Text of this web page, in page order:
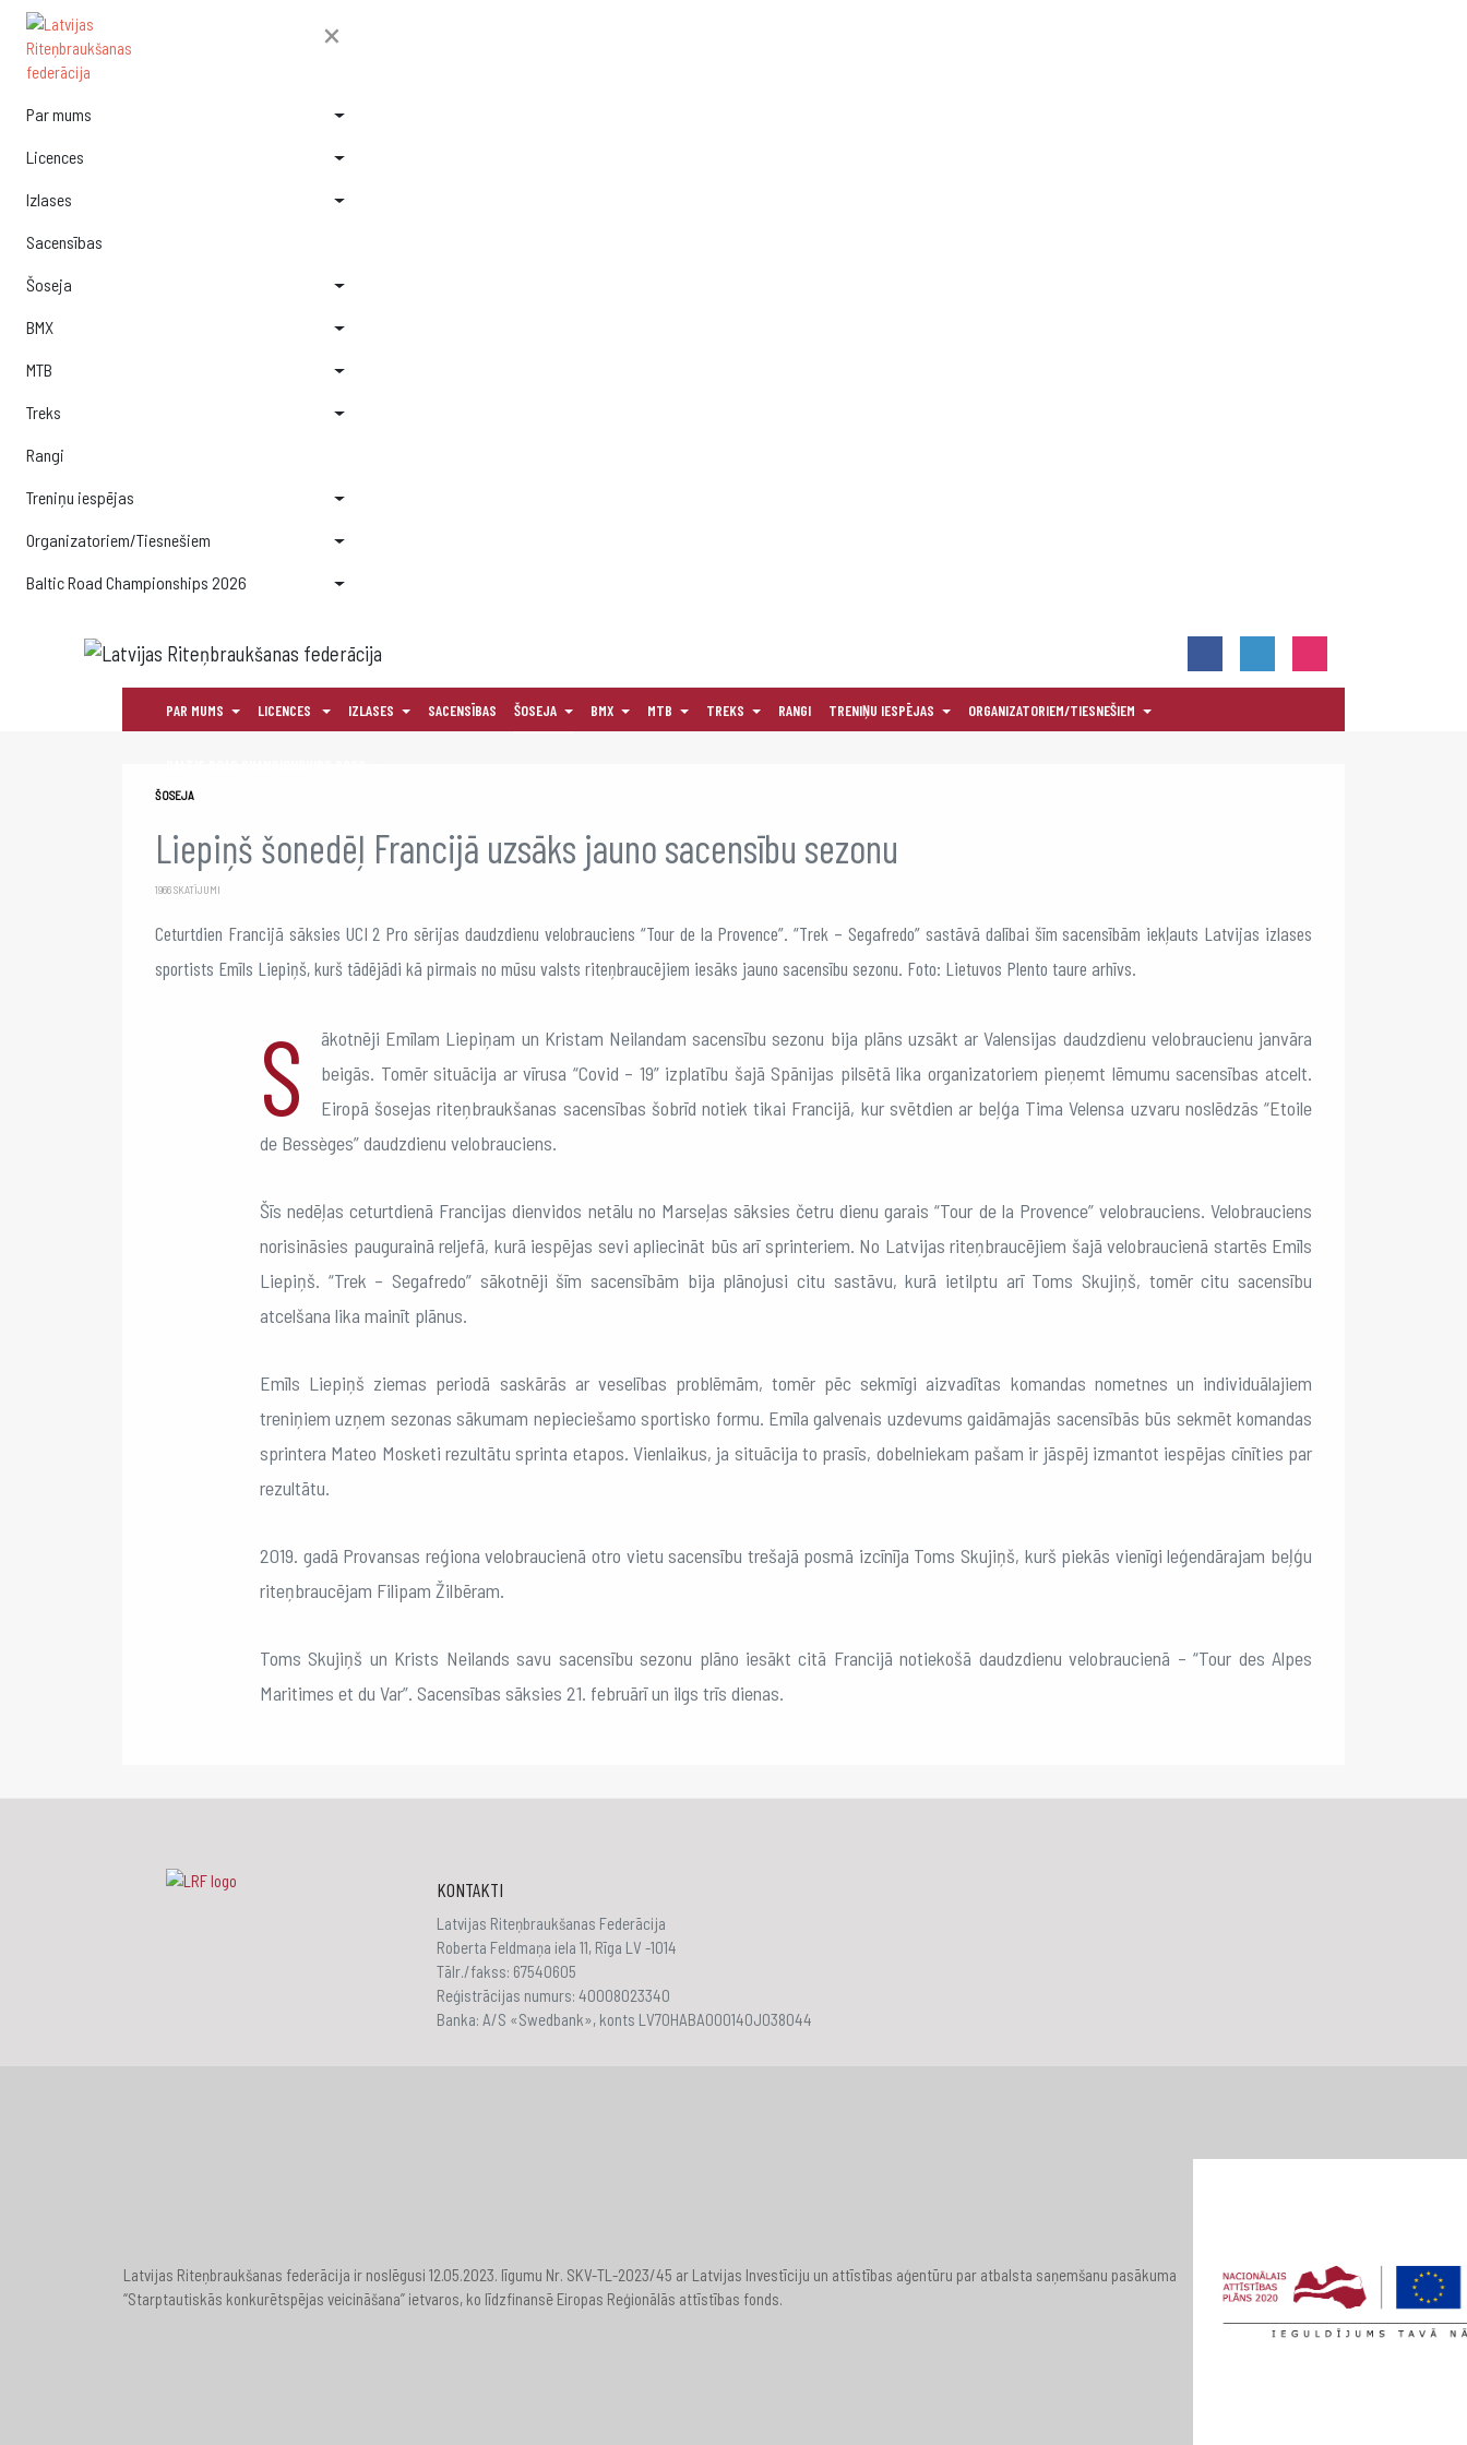
×
Par mums
Licences
Izlases
Sacensības
Šoseja
BMX
MTB
Treks
Rangi
Treniņu iespējas
Organizatoriem/Tiesnešiem
Baltic Road Championships 2026
PAR MUMS LICENCES IZLASES SACENSĪBAS ŠOSEJA BMX MTB TREKS RANGI TRENIŅU IESPĒJAS ORGANIZATORIEM/TIESNEŠIEM
ŠOSEJA
Liepiņš šonedēļ Francijā uzsāks jauno sacensību sezonu
1966 SKATĪJUMI
Ceturtdien Francijā sāksies UCI 2 Pro sērijas daudzdienu velobrauciens “Tour de la Provence”. “Trek – Segafredo” sastāvā dalībai šīm sacensībām iekļauts Latvijas izlases
sportists Emīls Liepiņš, kurš tādējādi kā pirmais no mūsu valsts riteņbraucējiem iesāks jauno sacensību sezonu. Foto: Lietuvos Plento taure arhīvs.
S
ākotnēji Emīlam Liepiņam un Kristam Neilandam sacensību sezonu bija plāns uzsākt ar Valensijas daudzdienu velobraucienu janvāra
beigās. Tomēr situācija ar vīrusa “Covid – 19” izplatību šajā Spānijas pilsētā lika organizatoriem pieņemt lēmumu sacensības atcelt.
Eiropā šosejas riteņbraukšanas sacensības šobrīd notiek tikai Francijā, kur svētdien ar beļģa Tima Velensa uzvaru noslēdzās “Etoile
de Bessèges” daudzdienu velobrauciens.
Šīs nedēļas ceturtdienā Francijas dienvidos netālu no Marseļas sāksies četru dienu garais “Tour de la Provence” velobrauciens. Velobrauciens
norisināsies paugurainā reljefā, kurā iespējas sevi apliecināt būs arī sprinteriem. No Latvijas riteņbraucējiem šajā velobraucienā startēs Emīls
Liepiņš. “Trek – Segafredo” sākotnēji šīm sacensībām bija plānojusi citu sastāvu, kurā ietilptu arī Toms Skujiņš, tomēr citu sacensību
atcelšana lika mainīt plānus.
Emīls Liepiņš ziemas periodā saskārās ar veselības problēmām, tomēr pēc sekmīgi aizvadītas komandas nometnes un individuālajiem
treniņiem uzņem sezonas sākumam nepieciešamo sportisko formu. Emīla galvenais uzdevums gaidāmajās sacensībās būs sekmēt komandas
sprintera Mateo Mosketi rezultātu sprinta etapos. Vienlaikus, ja situācija to prasīs, dobelniekam pašam ir jāspēj izmantot iespējas cīnīties par
rezultātu.
2019. gadā Provansas reģiona velobraucienā otro vietu sacensību trešajā posmā izcīnīja Toms Skujiņš, kurš piekās vienīgi leģendārajam beļģu
riteņbraucējam Filipam Žilbēram.
Toms Skujiņš un Krists Neilands savu sacensību sezonu plāno iesākt citā Francijā notiekošā daudzdienu velobraucienā – “Tour des Alpes
Maritimes et du Var”. Sacensības sāksies 21. februārī un ilgs trīs dienas.
KONTAKTI
Latvijas Riteņbraukšanas Federācija
Roberta Feldmaņa iela 11, Rīga LV -1014
Tālr./fakss: 67540605
Reģistrācijas numurs: 40008023340
Banka: A/S «Swedbank», konts LV70HABA000140J038044
Latvijas Riteņbraukšanas federācija ir noslēgusi 12.05.2023. līgumu Nr. SKV-TL-2023/45 ar Latvijas Investīciju un attīstības aģentūru par atbalsta saņemšanu pasākuma
“Starptautiskās konkurētspējas veicināšana” ietvaros, ko līdzfinansē Eiropas Reģionālās attīstības fonds.